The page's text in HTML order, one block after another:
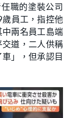
職的塗裝公司
員工，指控他
兩名員工島端
道，二人供稱
」，但承認目